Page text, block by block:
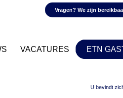
Vragen? We zijn
VACATURES ETN
U bevindt